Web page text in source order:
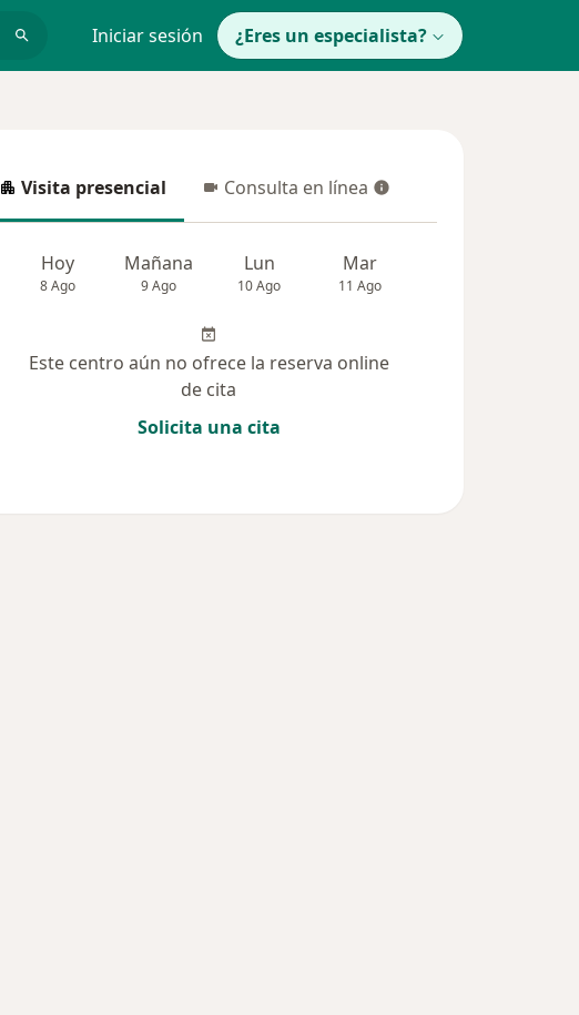
Iniciar sesión ¿Eres un especialista?
Visita presencial
Visita presencial Consulta en línea
Consulta en línea
Hoy
8 Ago
Mañana
9 Ago
Lun
10 Ago
Mar
11 Ago
Este centro aún no ofrece la reserva online
de cita
Solicita una cita